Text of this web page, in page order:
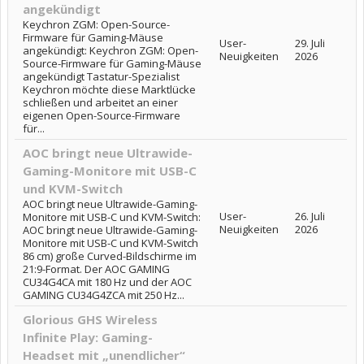
angekündigt
Keychron ZGM: Open-Source-
Firmware für Gaming-Mäuse
angekündigt: Keychron ZGM: Open-
Source-Firmware für Gaming-Mäuse
angekündigt Tastatur-Spezialist
Keychron möchte diese Marktlücke
schließen und arbeitet an einer
eigenen Open-Source-Firmware
für...
User-
Neuigkeiten
29. Juli
2026
AOC bringt neue Ultrawide-
Gaming-Monitore mit USB-C
und KVM-Switch
AOC bringt neue Ultrawide-Gaming-
Monitore mit USB-C und KVM-Switch:
AOC bringt neue Ultrawide-Gaming-
Monitore mit USB-C und KVM-Switch
86 cm) große Curved-Bildschirme im
21:9-Format. Der AOC GAMING
CU34G4CA mit 180 Hz und der AOC
GAMING CU34G4ZCA mit 250 Hz...
User-
Neuigkeiten
26. Juli
2026
Glorious GHS Wireless
Infinite Play: Gaming-
Headset mit „unendlicher“